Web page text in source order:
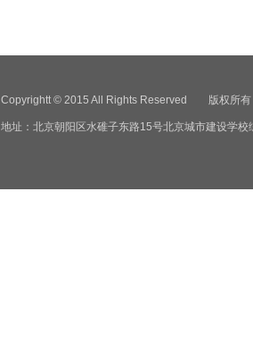
Copyrightt © 2015 All Rights Reserved 版权所有
地址：北京朝阳区水碓子东路15号北京城市建